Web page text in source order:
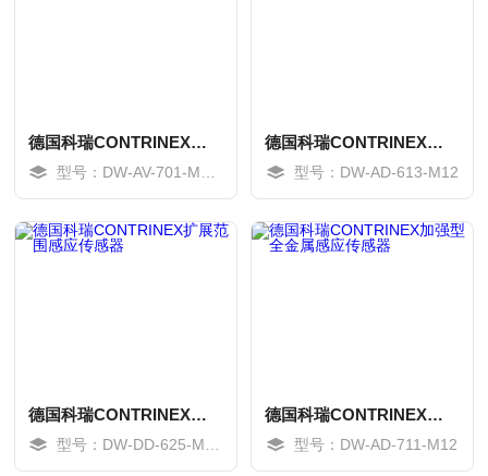
德国科瑞CONTRINEX防磁防焊型传感器
型号：DW-AV-701-M8-673
德国科瑞CONTRINEX感应接近传感器
型号：DW-AD-613-M12
德国科瑞CONTRINEX扩展范围感应传感器
型号：DW-DD-625-M18-120
德国科瑞CONTRINEX加强型全金属感应传感器
型号：DW-AD-711-M12